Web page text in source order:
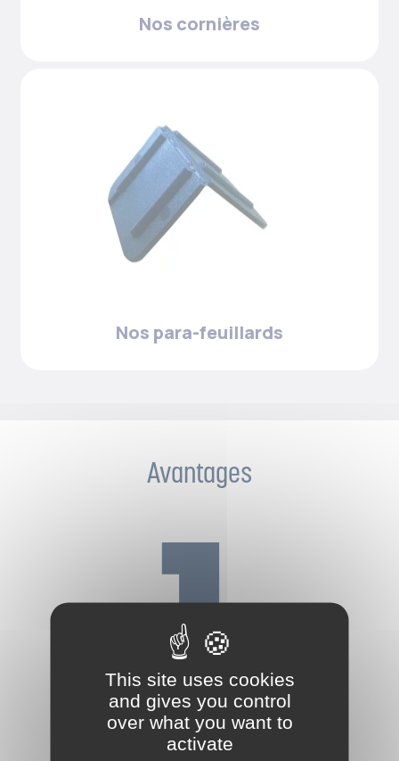
Nos cornières
Nos para-feuillards
Avantages
Protection optimale des angles et
surfaces
This site uses cookies
and gives you control
over what you want to
activate